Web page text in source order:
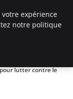
lutter contre le
expérience
notre politique